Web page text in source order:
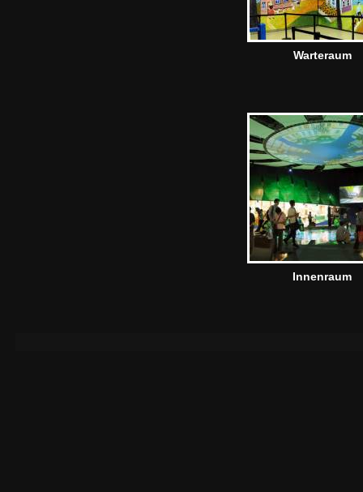
Warteraum
Innenraum